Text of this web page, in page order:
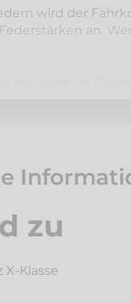
wird der
an.
und
sorgen dafür,
sparen Sie sich
zu
X-Klasse